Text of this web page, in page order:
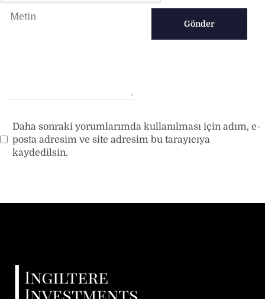
Daha sonraki yorumlarımda kullanılması için adım, e-
posta adresim ve site adresim bu tarayıcıya
kaydedilsin.